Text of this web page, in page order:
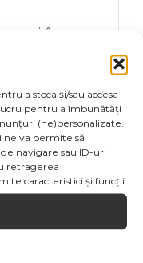
a stoca și/sau accesa
pentru a îmbunătăți
(ne)personalizate.
va permite să
navigare sau ID-uri
retragerea
caracteristici și funcții.
în
sa
Tweet This